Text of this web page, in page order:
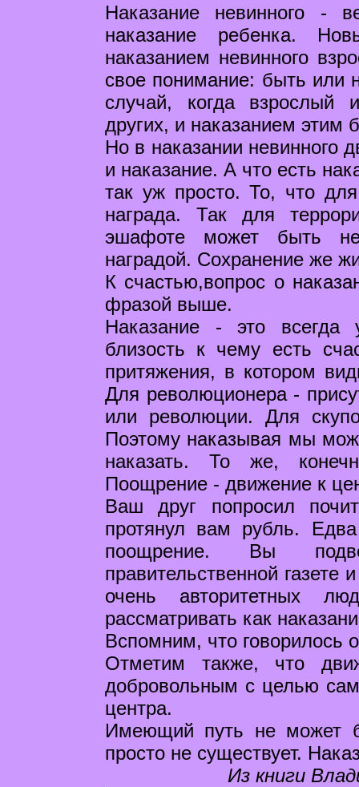
Наказание невинного -
наказание ребенка.
наказанием невинного
свое понимание: быть
случай, когда взрослый
других, и наказанием этим
Но в наказании невинного
и наказание. А что есть
так уж просто. То, что
награда. Так для
эшафоте может быть
наградой. Сохранение же
К счастью,вопрос о
фразой выше.
Наказание - это всегда
близость к чему есть
притяжения, в котором
Для революционера -
или революции. Для
Поэтому наказывая мы
наказать. То же,
Поощрение - движение к
Ваш друг попросил
протянул вам рубль.
поощрение. Вы
правительственной
очень авторитетных
рассматривать как
Вспомним, что говорилось
Отметим также, что
добровольным с целью
центра.
Имеющий путь не может
просто не существует.
Из книги